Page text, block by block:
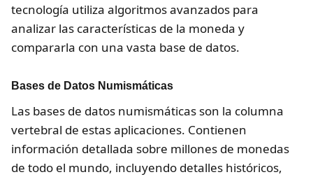
tecnología utiliza algoritmos avanzados para
analizar las características de la moneda y
compararla con una vasta base de datos.
Bases de Datos Numismáticas
Las bases de datos numismáticas son la columna
vertebral de estas aplicaciones. Contienen
información detallada sobre millones de monedas
de todo el mundo, incluyendo detalles históricos,